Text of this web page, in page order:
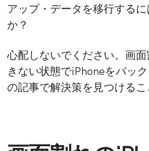
アップ・データを移行する
か？
心配しないでください。画
きない状態でiPhoneをバッ
の記事で解決策を見つけるこ